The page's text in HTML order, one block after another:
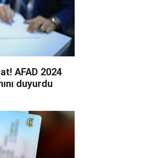
AFAD 2024
duyurdu